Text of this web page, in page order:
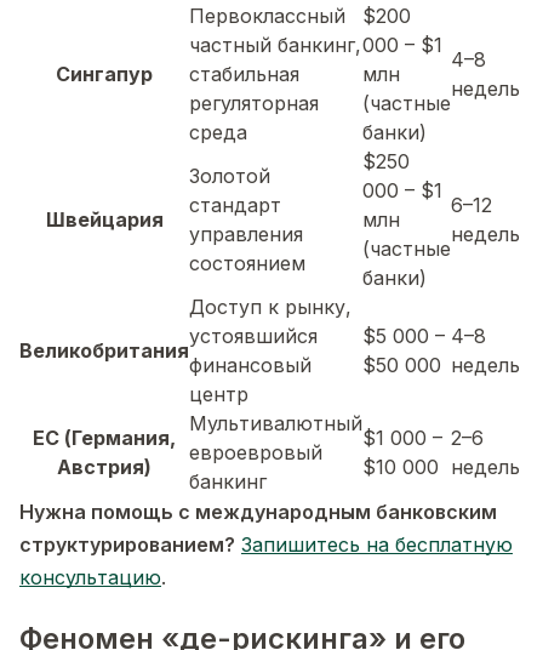
Сингапур
Первоклассный
частный банкинг,
стабильная
регуляторная
среда
$200
000 – $1
млн
(частные
банки)
4–8
недель
Швейцария
Золотой
стандарт
управления
состоянием
$250
000 – $1
млн
(частные
банки)
6–12
недель
Великобритания
Доступ к рынку,
устоявшийся
финансовый
центр
$5 000 –
$50 000
4–8
недель
ЕС (Германия,
Австрия)
Мультивалютный
евроевровый
банкинг
$1 000 –
$10 000
2–6
недель
Нужна помощь с международным банковским
структурированием? Запишитесь на бесплатную
консультацию.
Феномен «де-рискинга» и его